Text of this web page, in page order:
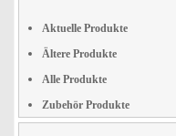
Aktuelle Produkte
Ältere Produkte
Alle Produkte
Zubehör Produkte